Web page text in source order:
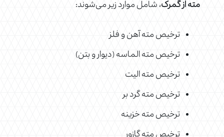
مته از گمرک، شامل موارد زیر می‌شوند:
ترخیص مته آهن و فلز
ترخیص مته الماسه (دیوار و بتن)
ترخیص مته الیت
ترخیص مته گرد بر
ترخیص مته خزینه